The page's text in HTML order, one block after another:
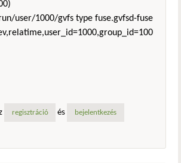
user/1000/gvfs type fuse.gvfsd-fuse
regisztráció és bejelentkezés